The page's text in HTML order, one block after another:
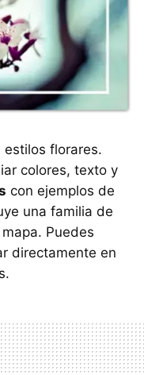
estilos florares.
colores, texto y
con ejemplos de
una familia de
Puedes
directamente en